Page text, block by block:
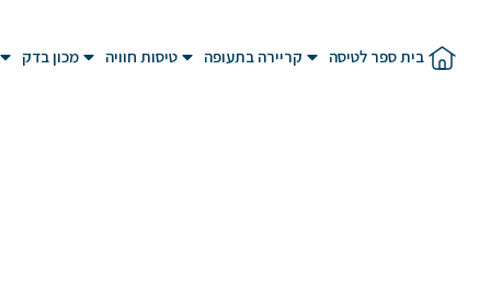
בית ספר לטיסה קריירה בתעופה טיסות חוויה מכון בדק